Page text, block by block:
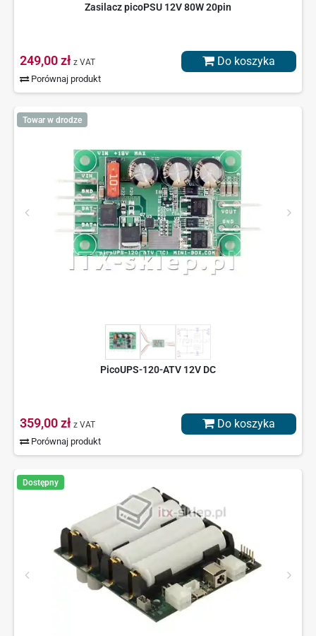
Zasilacz picoPSU 12V 80W 20pin
249,00 zł z VAT
Porównaj produkt
Do koszyka
Towar w drodze
PicoUPS-120-ATV 12V DC
359,00 zł z VAT
Porównaj produkt
Do koszyka
Dostępny